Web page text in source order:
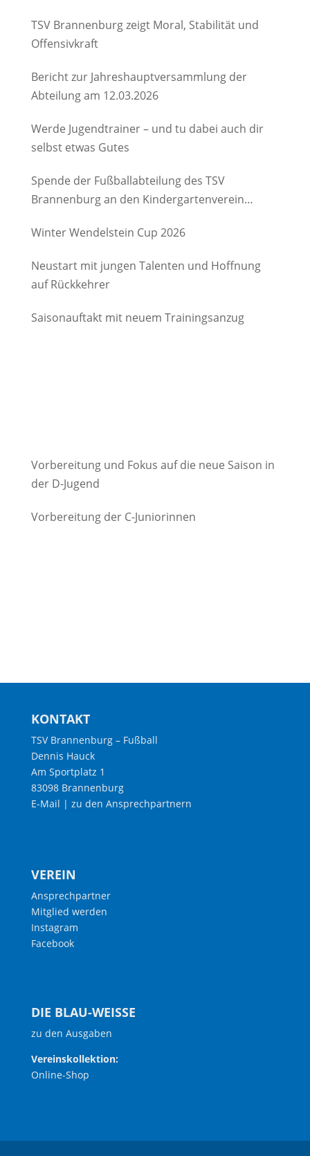
TSV Brannenburg zeigt Moral, Stabilität und
Offensivkraft
Bericht zur Jahreshauptversammlung der
Abteilung am 12.03.2026
Werde Jugendtrainer – und tu dabei auch dir
selbst etwas Gutes
Spende der Fußballabteilung des TSV
Brannenburg an den Kindergartenverein
Winter Wendelstein Cup 2026
Neustart mit jungen Talenten und Hoffnung
auf Rückkehrer
Saisonauftakt mit neuem Trainingsanzug
Vorbereitung und Fokus auf die neue Saison in
der D-Jugend
Vorbereitung der C-Juniorinnen
KONTAKT
TSV Brannenburg – Fußball
Dennis Hauck
Am Sportplatz 1
83098 Brannenburg
E-Mail | zu den Ansprechpartnern
VEREIN
Ansprechpartner
Mitglied werden
Instagram
Facebook
DIE BLAU-WEISSE
zu den Ausgaben
Vereinskollektion:
Online-Shop